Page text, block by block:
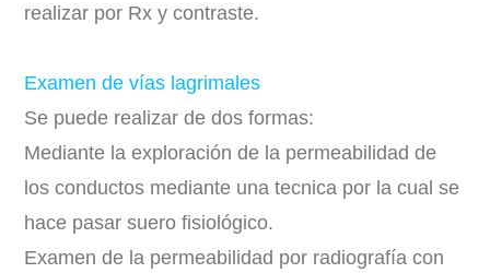
realizar por Rx y contraste.
Examen de vías lagrimales
Se puede realizar de dos formas:
Mediante la exploración de la permeabilidad de
los conductos mediante una tecnica por la cual se
hace pasar suero fisiológico.
Examen de la permeabilidad por radiografía con